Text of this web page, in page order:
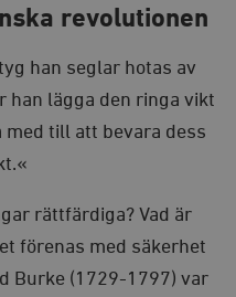
revolutionen
han seglar hotas av
han lägga den ringa vikt
till att bevara dess
rättfärdiga? Vad är
förenas med säkerhet
Burke (1729-1797) var